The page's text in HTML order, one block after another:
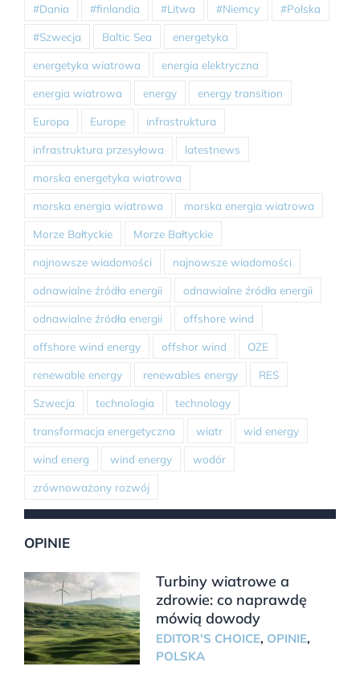
#Dania #finlandia #Litwa #Niemcy #Polska
#Szwecja Baltic Sea energetyka
energetyka wiatrowa energia elektryczna
energia wiatrowa energy energy transition
Europa Europe infrastruktura
infrastruktura przesyłowa latestnews
morska energetyka wiatrowa
morska energia wiatrowa morska energia wiatrowa
Morze Bałtyckie Morze Bałtyckie
najnowsze wiadomości najnowsze wiadomości
odnawialne źródła energii odnawialne źródła energii
odnawialne źródła energii offshore wind
offshore wind energy offshor wind OZE
renewable energy renewables energy RES
Szwecja technologia technology
transformacja energetyczna wiatr wid energy
wind energ wind energy wodór
zrównoważony rozwój
OPINIE
Turbiny wiatrowe a
zdrowie: co naprawdę
mówią dowody
EDITOR'S CHOICE, OPINIE,
POLSKA